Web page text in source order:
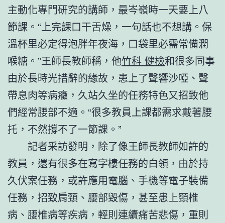
主動化專門研究的講師，最岑嶺時一天要上八
節課。“上完課口干舌燥，一句話也不想講。保
溫杯里必定得泡胖年夜海，口袋里必需常備潤
喉糖。”王師長教師稱，他竹科 健檢和很多同事
由於長時光措辭的緣故，患上了聲響沙啞、聲
帶息肉等病癥，久站久坐的任務特色又招致他
們經常腰部不適。“很多教員上課都需求戴著腰
托，不然撐不了一節課。”
記者采訪發明，除了像王師長教師如許的
教員，還有很多在寫字樓任務的白領，由於持
久伏案任務，或許應用電腦、手機等電子裝備
任務，招致肩頸、腰部毀傷，甚至患上頸椎
病、腰椎病等疾病，輕則連續痛苦悲傷，重則